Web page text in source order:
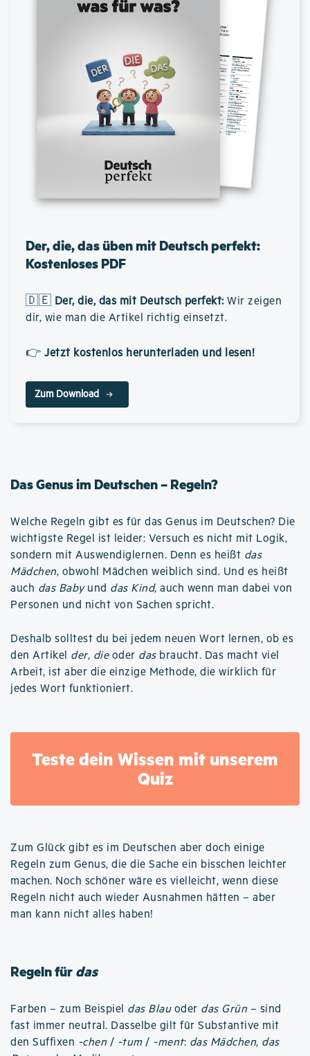
Der, die, das üben mit Deutsch perfekt:
Kostenloses PDF
🇩🇪 Der, die, das mit Deutsch perfekt: Wir zeigen
dir, wie man die Artikel richtig einsetzt.
👉 Jetzt kostenlos herunterladen und lesen!
Zum Download
Das Genus im Deutschen – Regeln?
Welche Regeln gibt es für das Genus im Deutschen? Die
wichtigste Regel ist leider: Versuch es nicht mit Logik,
sondern mit Auswendiglernen. Denn es heißt das
Mädchen, obwohl Mädchen weiblich sind. Und es heißt
auch das Babyund das Kind, auch wenn man dabei von
Personen und nicht von Sachen spricht.
Deshalb solltest du bei jedem neuen Wort lernen, ob es
den Artikel der, dieoder dasbraucht. Das macht viel
Arbeit, ist aber die einzige Methode, die wirklich für
jedes Wort funktioniert.
Teste dein Wissen mit unserem
Quiz
Zum Glück gibt es im Deutschen aber doch einige
Regeln zum Genus, die die Sache ein bisschen leichter
machen. Noch schöner wäre es vielleicht, wenn diese
Regeln nicht auch wieder Ausnahmen hätten – aber
man kann nicht alles haben!
Regeln fürdas
Farben – zum Beispiel das Blauoder das Grün – sind
fast immer neutral. Dasselbe gilt für Substantive mit
den Suffixen -chen / -tum/ -ment: das Mädchen, das